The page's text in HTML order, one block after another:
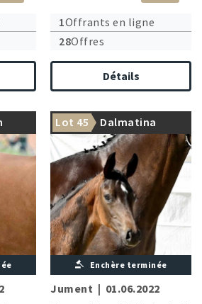
1Offrants en ligne
28Offres
Détails
Lot 45 Dalmatina
Enchère terminée
Jument | 01.06.2022